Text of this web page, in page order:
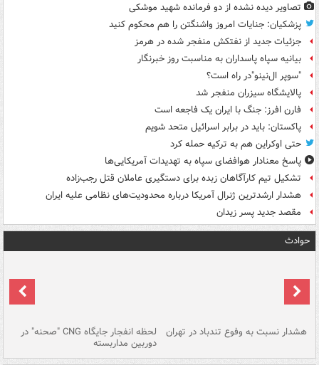
تصاویر دیده‌ نشده از دو فرمانده شهید موشکی
پزشکیان: جنایات امروز واشنگتن را هم محکوم کنید
جزئیات جدید از نفتکش منفجر شده در هرمز
بیانیه سپاه پاسداران به مناسبت روز خبرنگار
"سوپر ال‌نینو"در راه است؟
پالایشگاه سیزران منفجر شد
فارن افرز: جنگ با ایران یک فاجعه است
پاکستان: باید در برابر اسرائیل متحد شویم
حتی اوکراین هم به ترکیه حمله کرد
پاسخ معنادار هوافضای سپاه به تهدیدات آمریکایی‌ها
تشکیل تیم کارآگاهان زبده برای دستگیری عاملان قتل رجب‌زاده
هشدار ارشدترین ژنرال آمریکا درباره محدودیت‌های نظامی علیه ایران
مقصد جدید پسر زیدان
حوادث
هشدار نسبت به وفوع تندباد در تهران لحظه انفجار جایگاه CNG "صحنه" در
دوربین مداربسته